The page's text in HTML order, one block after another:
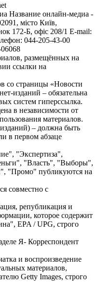
Название онлайн-медиа -
місто Київ,
Б, офіс 208/1 E-mail:
044-205-43-00
размещённых на
ссылки на
со страницы «Новости
изданий – обязательна
систем гиперссылка.
в независимости от
материалов.
– должна быть
в первом абзаце
"Экспертиза",
"Власть", "Выборы",
"Промо" публикуются на
совместно с
републикация и
которое содержит
EPA / UPG, строго
Я- Корреспондент
и воспроизведение
материалов,
Getty Images, строго